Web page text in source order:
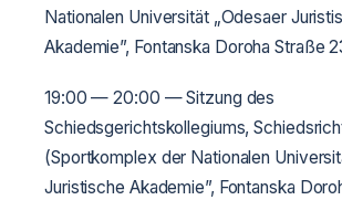
Nationalen Universität „Odesaer
Akademie”, Fontanska Doroha Straße
19:00 — 20:00 — Sitzung des
Schiedsgerichtskollegiums,
(Sportkomplex der Nationalen
Juristische Akademie”, Fontanska